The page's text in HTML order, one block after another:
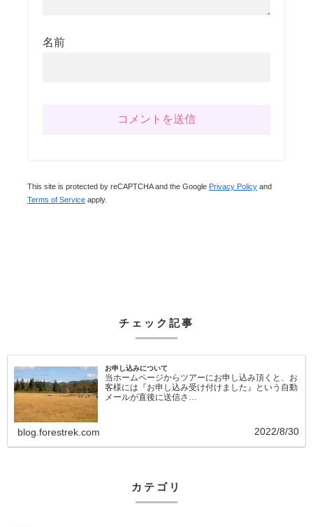
名前
This site is protected by reCAPTCHA and the Google Privacy Policy and
Terms of Service apply.
チェック記事
お申し込みについて
当ホームページからツアーにお申し込み頂くと、お
客様には『お申し込み受け付けました』という自動
メールが直後に送信さ…
blog.forestrek.com 2022/8/30
カテゴリ